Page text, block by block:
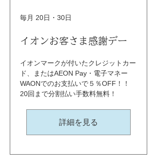
毎月 20日・30日
イオンお客さま感謝デー
イオンマークが付いたクレジットカー
ド、またはAEON Pay・電子マネー
WAONでのお支払いで５％OFF！！
20回まで分割払い手数料無料！
詳細を見る